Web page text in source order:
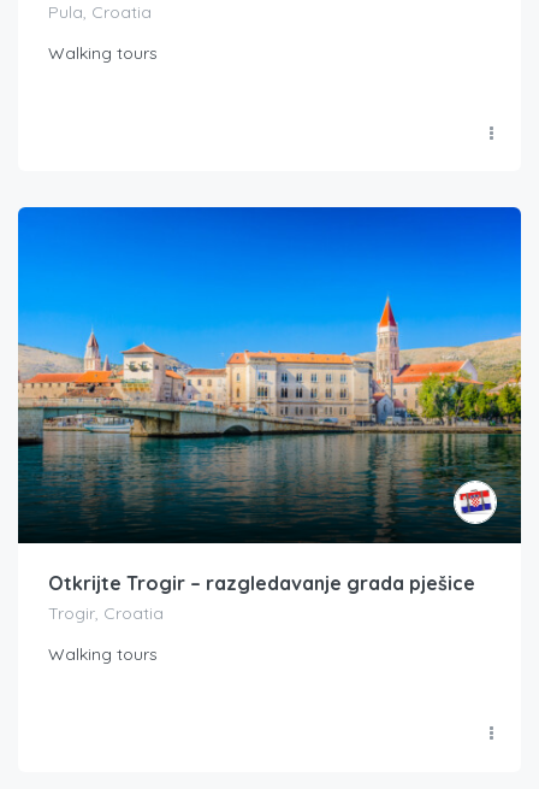
Pula, Croatia
Walking tours
Otkrijte Trogir – razgledavanje grada pješice
Trogir, Croatia
Walking tours